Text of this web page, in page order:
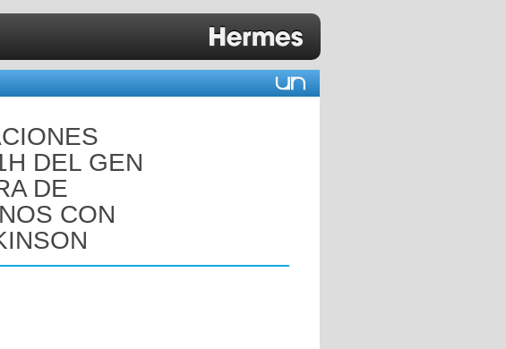
DEL GEN
DE
CON